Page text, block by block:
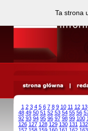
1 2 3 4 5 6 7 8 9 10 11 12 13
48 49 50 51 52 53 54 55 56
92 93 94 95 96 97 98 99 100
126 127 128 129 130 131 132
Ta strona